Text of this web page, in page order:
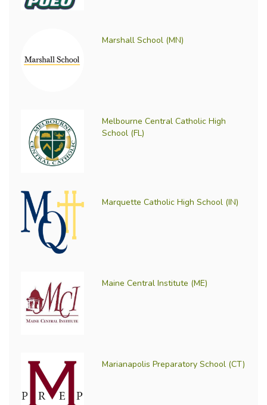
Marshall School (MN)
Melbourne Central Catholic High
School (FL)
Marquette Catholic High School (IN)
Maine Central Institute (ME)
Marianapolis Preparatory School (CT)